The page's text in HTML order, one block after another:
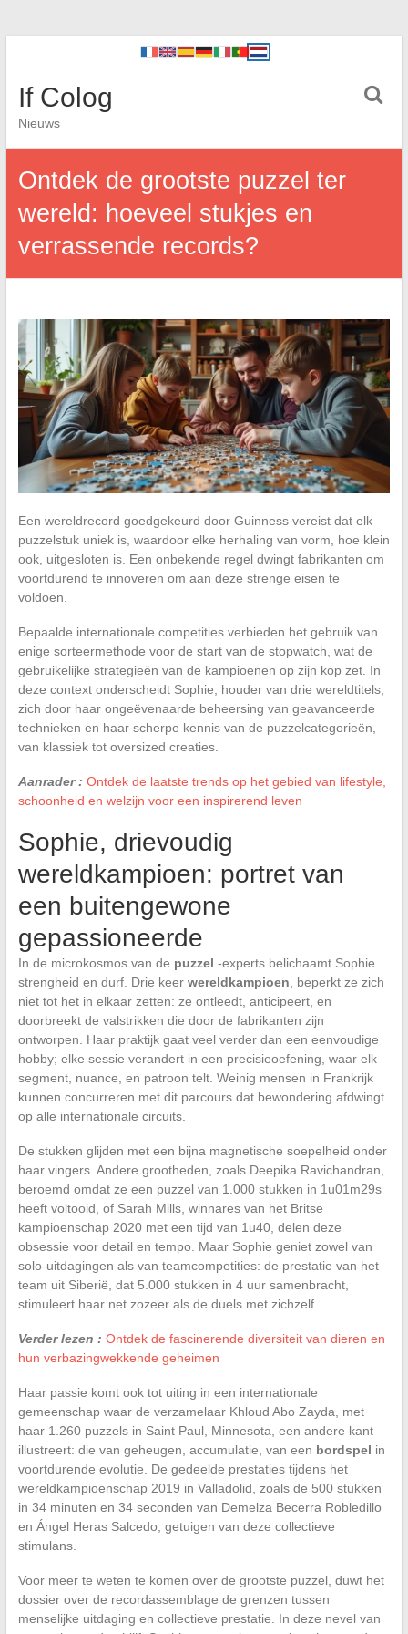
If Colog
Nieuws
Ontdek de grootste puzzel ter
wereld: hoeveel stukjes en
verrassende records?
Een wereldrecord goedgekeurd door Guinness vereist dat elk
puzzelstuk uniek is, waardoor elke herhaling van vorm, hoe klein
ook, uitgesloten is. Een onbekende regel dwingt fabrikanten om
voortdurend te innoveren om aan deze strenge eisen te
voldoen.
Bepaalde internationale competities verbieden het gebruik van
enige sorteermethode voor de start van de stopwatch, wat de
gebruikelijke strategieën van de kampioenen op zijn kop zet. In
deze context onderscheidt Sophie, houder van drie wereldtitels,
zich door haar ongeëvenaarde beheersing van geavanceerde
technieken en haar scherpe kennis van de puzzelcategorieën,
van klassiek tot oversized creaties.
Aanrader : Ontdek de laatste trends op het gebied van lifestyle,
schoonheid en welzijn voor een inspirerend leven
Sophie, drievoudig
wereldkampioen: portret van
een buitengewone
gepassioneerde
In de microkosmos van de puzzel -experts belichaamt Sophie
strengheid en durf. Drie keer wereldkampioen , beperkt ze zich
niet tot het in elkaar zetten: ze ontleedt, anticipeert, en
doorbreekt de valstrikken die door de fabrikanten zijn
ontworpen. Haar praktijk gaat veel verder dan een eenvoudige
hobby; elke sessie verandert in een precisieoefening, waar elk
segment, nuance, en patroon telt. Weinig mensen in Frankrijk
kunnen concurreren met dit parcours dat bewondering afdwingt
op alle internationale circuits.
De stukken glijden met een bijna magnetische soepelheid onder
haar vingers. Andere grootheden, zoals Deepika Ravichandran,
beroemd omdat ze een puzzel van 1.000 stukken in 1u01m29s
heeft voltooid, of Sarah Mills, winnares van het Britse
kampioenschap 2020 met een tijd van 1u40, delen deze
obsessie voor detail en tempo. Maar Sophie geniet zowel van
solo-uitdagingen als van teamcompetities: de prestatie van het
team uit Siberië, dat 5.000 stukken in 4 uur samenbracht,
stimuleert haar net zozeer als de duels met zichzelf.
Verder lezen : Ontdek de fascinerende diversiteit van dieren en
hun verbazingwekkende geheimen
Haar passie komt ook tot uiting in een internationale
gemeenschap waar de verzamelaar Khloud Abo Zayda, met
haar 1.260 puzzels in Saint Paul, Minnesota, een andere kant
illustreert: die van geheugen, accumulatie, van een bordspel in
voortdurende evolutie. De gedeelde prestaties tijdens het
wereldkampioenschap 2019 in Valladolid, zoals de 500 stukken
in 34 minuten en 34 seconden van Demelza Becerra Robledillo
en Ángel Heras Salcedo, getuigen van deze collectieve
stimulans.
Voor meer te weten te komen over de grootste puzzel, duwt het
dossier over de recordassemblage de grenzen tussen
menselijke uitdaging en collectieve prestatie. In deze nevel van